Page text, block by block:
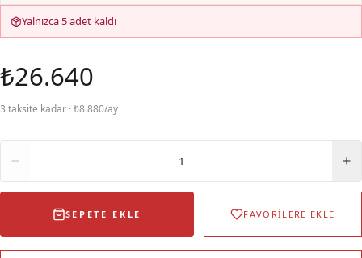
Yalnızca 5 adet kaldı
₺26.640
3 taksite kadar · ₺8.880/ay
1
SEPETE EKLE FAVORİLERE EKLE